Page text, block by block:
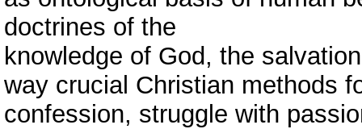
doctrines of the
knowledge of God, the
way crucial Christian methods
confession, struggle with